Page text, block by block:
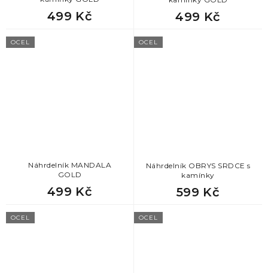
499 Kč 499 Kč
OCEL
Náhrdelník MANDALA
GOLD
499 Kč
OCEL
Náhrdelník OBRYS SRDCE s
kamínky
599 Kč
OCEL OCEL